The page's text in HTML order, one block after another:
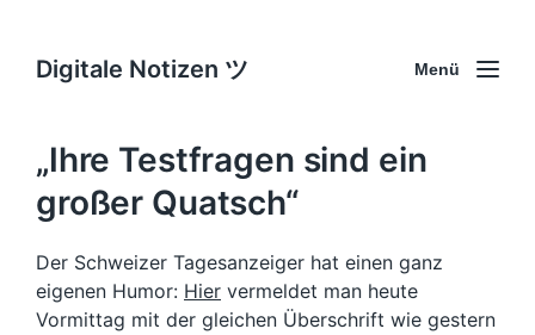
Digitale Notizen ツ Menü
„Ihre Testfragen sind ein
großer Quatsch“
Der Schweizer Tagesanzeiger hat einen ganz
eigenen Humor: Hier vermeldet man heute
Vormittag mit der gleichen Überschrift wie gestern